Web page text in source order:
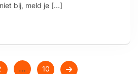
bij, meld je […]
… 10